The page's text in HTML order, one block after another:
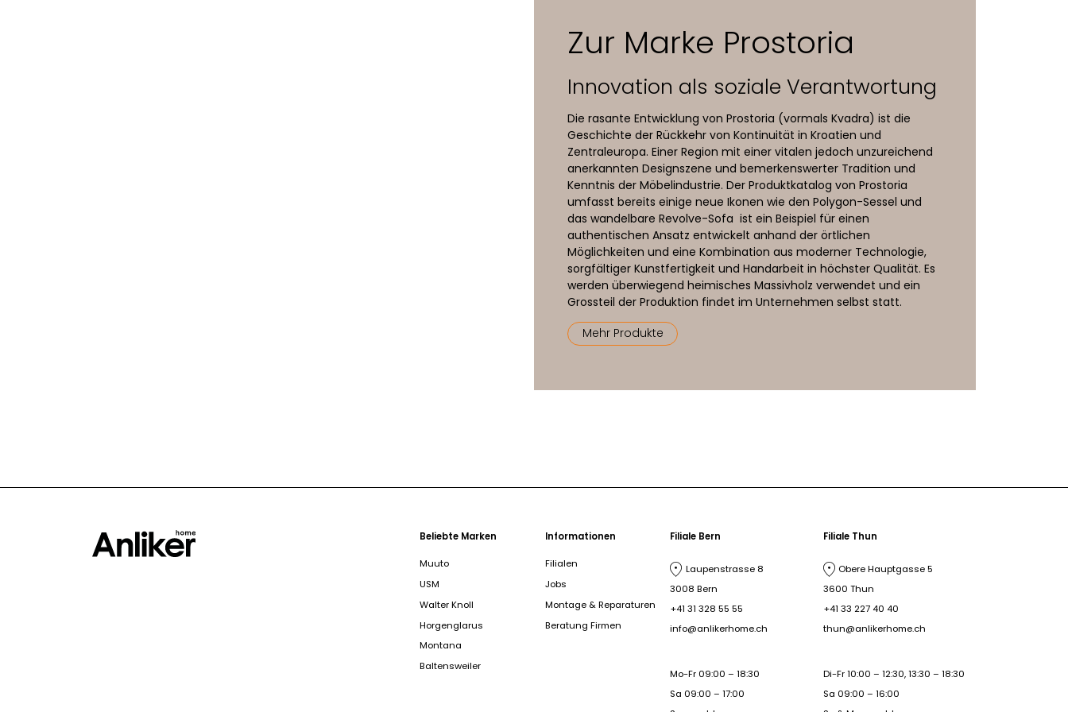
Textil (abnehmbar)Zur Marke Prostoria
Innovation als soziale Verantwortung
Die rasante Entwicklung von Prostoria (vormals Kvadra) ist die
Geschichte der Rückkehr von Kontinuität in Kroatien und
Zentraleuropa. Einer Region mit einer vitalen jedoch unzureichend
anerkannten Designszene und bemerkenswerter Tradition und
Kenntnis der Möbelindustrie. Der Produktkatalog von Prostoria
umfasst bereits einige neue Ikonen wie den Polygon-Sessel und
das wandelbare Revolve-Sofa ist ein Beispiel für einen
authentischen Ansatz entwickelt anhand der örtlichen
Möglichkeiten und eine Kombination aus moderner Technologie,
sorgfältiger Kunstfertigkeit und Handarbeit in höchster Qualität. Es
werden überwiegend heimisches Massivholz verwendet und ein
Grossteil der Produktion findet im Unternehmen selbst statt.
Mehr Produkte
Beliebte Marken
Muuto
USM
Walter Knoll
Horgenglarus
Montana
Baltensweiler
Informationen
Filialen
Jobs
Montage & Reparaturen
Beratung Firmen
Filiale Bern
Laupenstrasse 8
3008 Bern
+41 31 328 55 55
info@anlikerhome.ch
Mo-Fr 09:00 – 18:30
Sa 09:00 – 17:00
Filiale Thun
Obere Hauptgasse 5
3600 Thun
+41 33 227 40 40
thun@anlikerhome.ch
Di-Fr 10:00 – 12:30, 13:30 – 18:30
Sa 09:00 – 16:00